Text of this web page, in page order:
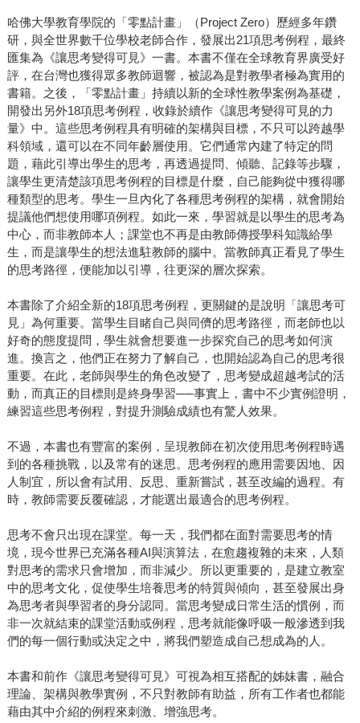
哈佛大學教育學院的「零點計畫」（Project Zero）歷經多年鑽
研，與全世界數千位學校老師合作，發展出21項思考例程，最終
匯集為《讓思考變得可見》一書。本書不僅在全球教育界廣受好
評，在台灣也獲得眾多教師迴響，被認為是對教學者極為實用的
書籍。之後，「零點計畫」持續以新的全球性教學案例為基礎，
開發出另外18項思考例程，收錄於續作《讓思考變得可見的力
量》中。這些思考例程具有明確的架構與目標，不只可以跨越學
科領域，還可以在不同年齡層使用。它們通常內建了特定的問
題，藉此引導出學生的思考，再透過提問、傾聽、記錄等步驟，
讓學生更清楚該項思考例程的目標是什麼，自己能夠從中獲得哪
種類型的思考。學生一旦內化了各種思考例程的架構，就會開始
提議他們想使用哪項例程。如此一來，學習就是以學生的思考為
中心，而非教師本人；課堂也不再是由教師傳授學科知識給學
生，而是讓學生的想法進駐教師的腦中。當教師真正看見了學生
的思考路徑，便能加以引導，往更深的層次探索。
本書除了介紹全新的18項思考例程，更關鍵的是說明「讓思考可
見」為何重要。當學生目睹自己與同儕的思考路徑，而老師也以
好奇的態度提問，學生就會想要進一步探究自己的思考如何演
進。換言之，他們正在努力了解自己，也開始認為自己的思考很
重要。在此，老師與學生的角色改變了，思考變成超越考試的活
動，而真正的目標則是終身學習──事實上，書中不少實例證明，
練習這些思考例程，對提升測驗成績也有驚人效果。
不過，本書也有豐富的案例，呈現教師在初次使用思考例程時遇
到的各種挑戰，以及常有的迷思。思考例程的應用需要因地、因
人制宜，所以會有試用、反思、重新嘗試，甚至改編的過程。有
時，教師需要反覆確認，才能選出最適合的思考例程。
思考不會只出現在課堂。每一天，我們都在面對需要思考的情
境，現今世界已充滿各種AI與演算法，在愈趨複雜的未來，人類
對思考的需求只會增加，而非減少。所以更重要的，是建立教室
中的思考文化，促使學生培養思考的特質與傾向，甚至發展出身
為思考者與學習者的身分認同。當思考變成日常生活的慣例，而
非一次就結束的課堂活動或例程，思考就能像呼吸一般滲透到我
們的每一個行動或決定之中，將我們塑造成自己想成為的人。
本書和前作《讓思考變得可見》可視為相互搭配的姊妹書，融合
理論、架構與教學實例，不只對教師有助益，所有工作者也都能
藉由其中介紹的例程來刺激、增強思考。